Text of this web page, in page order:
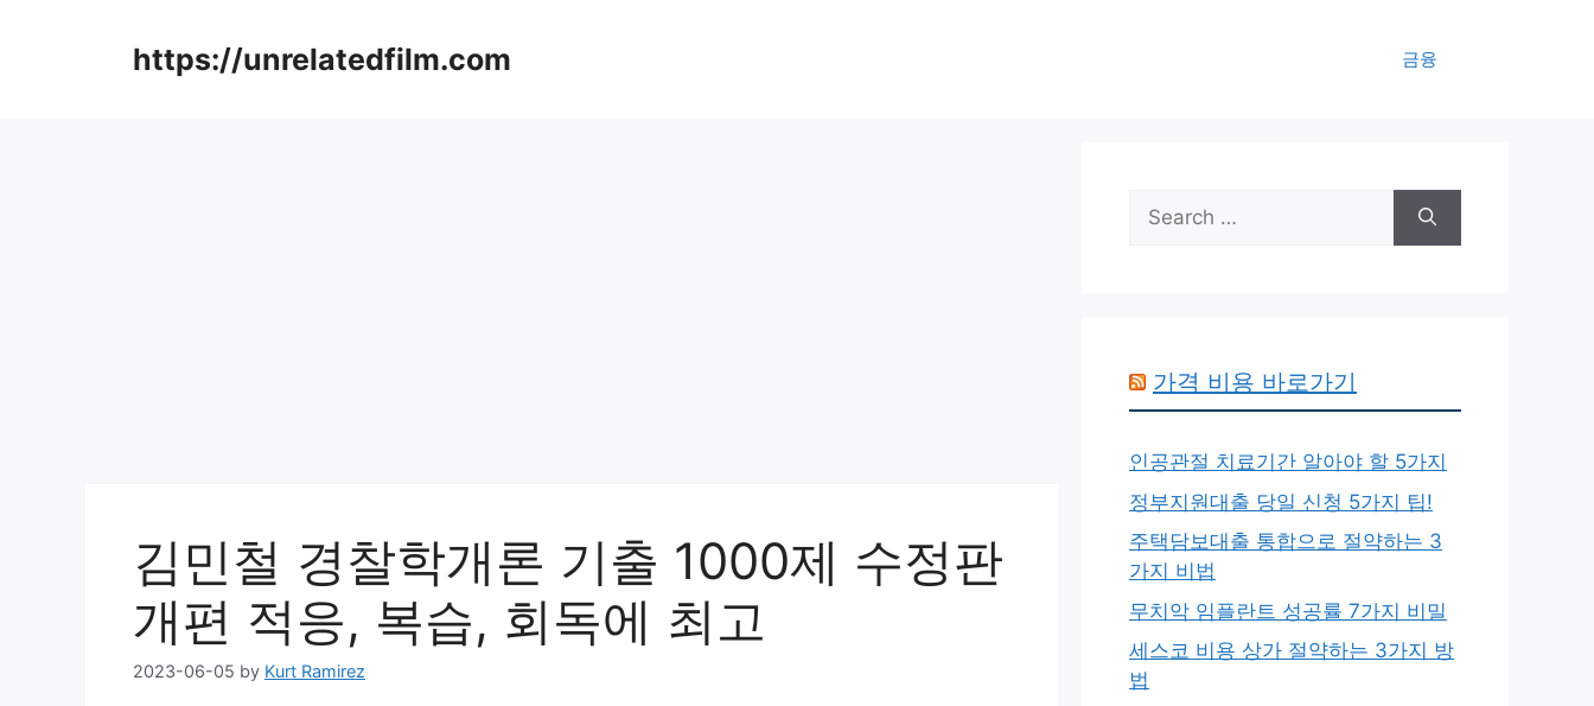
https://unrelatedfilm.com 금융
김민철 경찰학개론 기출 1000제 수정판
개편 적응, 복습, 회독에 최고
2023-06-05 by Kurt Ramirez
Search
for:
가격 비용 바로가기
인공관절 치료기간 알아야 할 5가지
정부지원대출 당일 신청 5가지 팁!
주택담보대출 통합으로 절약하는 3
가지 비법
무치악 임플란트 성공률 7가지 비밀
세스코 비용 상가 절약하는 3가지 방
법